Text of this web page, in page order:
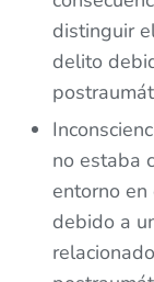
distinguir
delito
no estaba
entorno
debido a